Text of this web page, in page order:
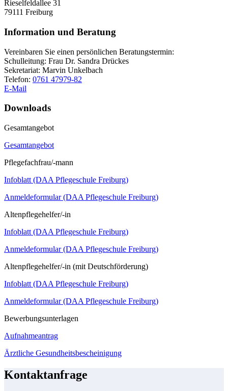
Rieselfeldallee 31
79111 Freiburg
Information und Beratung
Vereinbaren Sie einen persönlichen Beratungstermin:
Schulleitung: Frau Dr. Sandra Drückes
Sekretariat: Marvin Unkelbach
Telefon: 0761 47979-82
E-Mail
Downloads
Gesamtangebot
Gesamtangebot
Pflegefachfrau/-mann
Infoblatt (DAA Pflegeschule Freiburg)
Anmeldeformular (DAA Pflegeschule Freiburg)
Altenpflegehelfer/-in
Infoblatt (DAA Pflegeschule Freiburg)
Anmeldeformular (DAA Pflegeschule Freiburg)
Altenpflegehelfer/-in (mit Deutschförderung)
Infoblatt (DAA Pflegeschule Freiburg)
Anmeldeformular (DAA Pflegeschule Freiburg)
Bewerbungsunterlagen
Aufnahmeantrag
Ärztliche Gesundheitsbescheinigung
Kontaktanfrage